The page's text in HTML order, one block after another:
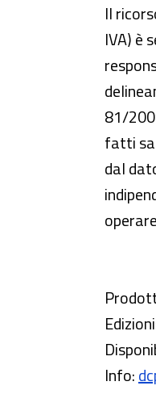
Il
IVA) è
81/
fatti
dal
Info: